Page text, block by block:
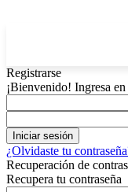
Registrarse
¡Bienvenido! Ingresa en
¿Olvidaste tu
Recuperación de
Recupera tu contraseña